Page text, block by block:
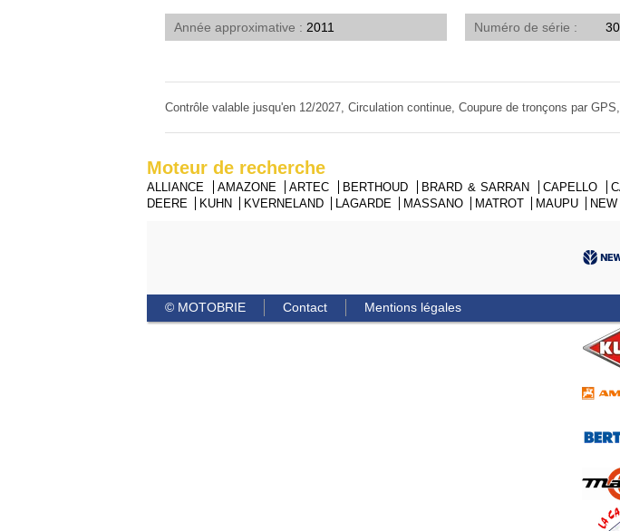
Année approximative 2011 Numéro de série
Contrôle valable jusqu'en 12/2027, Circulation continue, Coupure de tronçons par GPS,
Moteur de recherche
ALLIANCE AMAZONE ARTEC BERTHOUD BRARD & SARRAN CAPELLO
DEERE
KUHN KVERNELAND LAGARDE MASSANO MATROT MAUPU
© MOTOBRIE Contact Mentions légales